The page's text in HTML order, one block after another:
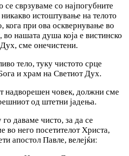
се сврзуваме со најпогубните
истоштување на телото
кога при ова осквернување во
нашата душа која е вистинско
сме онечистени.
тело, туку чистото срце
и храм на Светиот Дух.
надворешен човек, должни сме
од штетни јадења.
даваме чисто, за да се
во него посетителот Христа,
апостол Павле, велејќиː